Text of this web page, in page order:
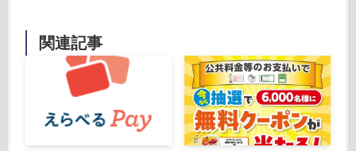
関連記事